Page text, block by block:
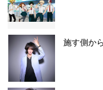
施す側か